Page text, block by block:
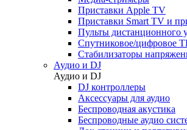
Приставки Apple TV
Приставки Smart TV и
Пульты дистанционного
Спутниковое/цифровое
Стабилизаторы
Аудио и DJ
Аудио и DJ
DJ контроллеры
Аксессуары для аудио
Беспроводная акустика
Беспроводные аудио